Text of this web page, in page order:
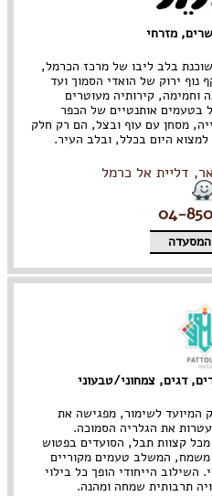
מזרחי
בלב ליבו של מרכז הכרמל,
נוף ירוק של הואדי הסמוך ועד
וחמימה, קירותיה מעוטרים
בטעמים אותנטיים של הכפר
מסחן עם עוף ובצל, הם רק חלק
היום בכלל, ובלב העיר.
דליית אל כרמל
04-
דגים, צמחוני/טבעוני
המיועד לשימור, מפגישה את
את הגלריה הסמוכה.
קצוות תבל, הסועדים בפטוש
משמח, המשלב טעמים מקוריים
הייחודי הופך כל בילוי
תרבותית שמחה ומהנה.